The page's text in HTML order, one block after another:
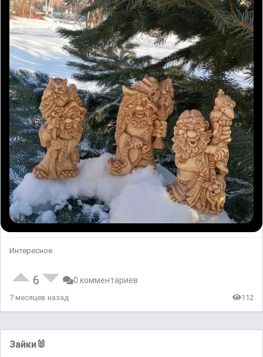
Интересное
6 0 комментариев
7 месяцев назад 112
Зайки🐰